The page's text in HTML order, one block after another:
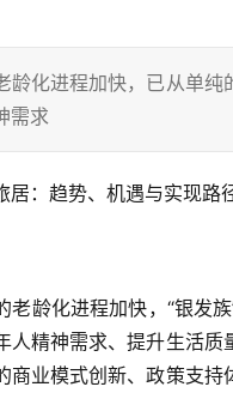
龄化进程加快，已从单
需求
居：趋势、机遇与实现路
老龄化进程加快，“银发
人精神需求、提升生活
商业模式创新、政策支